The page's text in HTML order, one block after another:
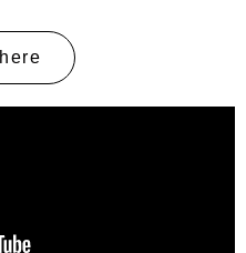
here - هنا